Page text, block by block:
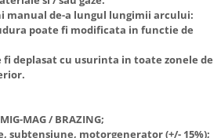
manual de-a lungul lungimii arcului:
poate fi modificata in functie de
deplasat cu usurinta in toate zonele de
MAG / BRAZING;
motorgenerator (+/- 15%);